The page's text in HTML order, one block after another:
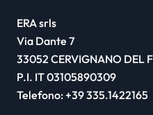
ERA srls
Via Dante 7
33052 CERVIGNANO DEL
P.I. IT 03105890309
Telefono: +39 335.1422165